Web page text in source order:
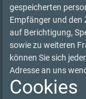
gespeicherten
Empfänger und den
auf Berichtigung,
sowie zu weiteren
können Sie sich
Adresse an uns
Cookies